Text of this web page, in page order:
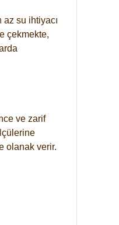
az su ihtiyacı
çekmekte,
ve zarif
olanak verir.